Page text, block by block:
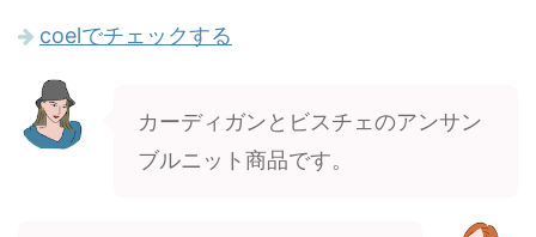
coelでチェックする
カーディガンとビスチェのアンサン
ブルニット商品です。